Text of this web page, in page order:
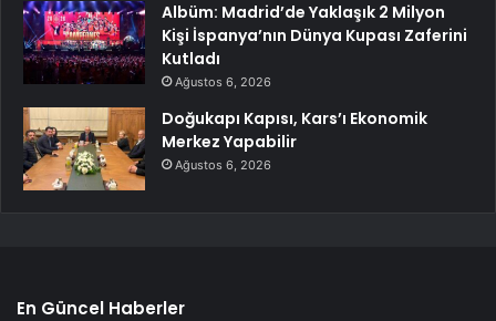
Albüm: Madrid’de Yaklaşık 2 Milyon
Kişi İspanya’nın Dünya Kupası Zaferini
Kutladı
Ağustos 6, 2026
Doğukapı Kapısı, Kars’ı Ekonomik
Merkez Yapabilir
Ağustos 6, 2026
En Güncel Haberler